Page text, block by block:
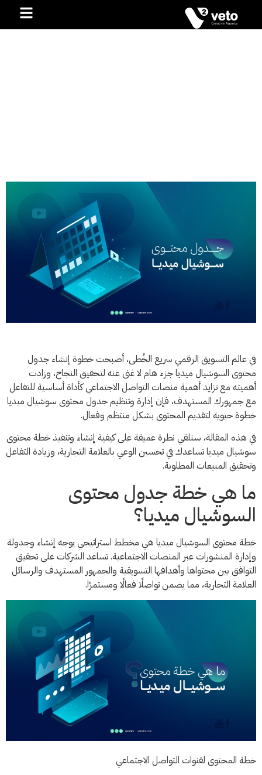
في عالم التسويق الرقمي سريع الخُطى، أصبحت خطوة إنشاء جدول
محتوى السوشيال ميديا جزء هام لا غنى عنه لتحقيق النجاح، وزادت
أهميته مع تزايد أهمية منصات التواصل الاجتماعي كأداة أساسية للتفاعل
مع جمهورك المستهدف، فإن إدارة وتنظيم جدول محتوى سوشيال ميديا
خطوة حيوية لتقديم المحتوى بشكل منتظم وفعال.
في هذه المقالة، سنلقي نظرة عميقة على كيفية إنشاء وتنفيذ خطة محتوى
سوشيال ميديا تساعدك في تحسين الوعي بالعلامة التجارية، وزيادة التفاعل
وتحقيق المبيعات المطلوبة.
ما هي خطة جدول محتوى
السوشيال ميديا؟
خطة محتوى السوشيال ميديا هي مخطط استراتيجي يوجه إنشاء وجدولة
وإدارة المنشورات عبر المنصات الاجتماعية. تساعد الشركات على تحقيق
التوافق بين محتواها وأهدافها التسويقية والجمهور المستهدف والرسائل
العلامة التجارية، مما يضمن تواصلًا فعالًا ومستمرًا.
خطة المحتوى لقنوات التواصل الاجتماعي